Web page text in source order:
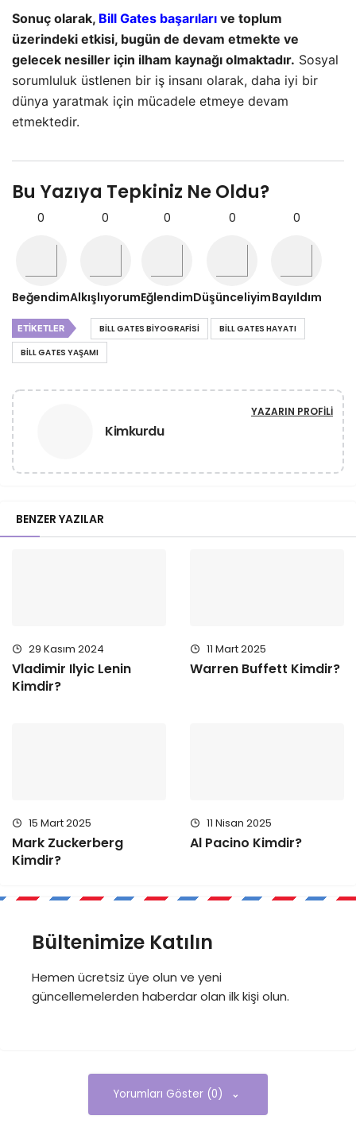
Sonuç olarak, Bill Gates başarıları ve toplum
üzerindeki etkisi, bugün de devam etmekte ve
gelecek nesiller için ilham kaynağı olmaktadır. Sosyal
sorumluluk üstlenen bir iş insanı olarak, daha iyi bir
dünya yaratmak için mücadele etmeye devam
etmektedir.
Bu Yazıya Tepkiniz Ne Oldu?
0
Beğendim
0
Alkışlıyorum
0
Eğlendim
0
Düşünceliyim
0
Bayıldım
ETIKETLER BILL GATES BIYOGRAFISI
BILL GATES HAYATI
BILL GATES YAŞAMI
Kimkurdu
YAZARIN PROFILI
BENZER YAZILAR
29 Kasım 2024
Vladimir Ilyic Lenin
Kimdir?
11 Mart 2025
Warren Buffett Kimdir?
15 Mart 2025
Mark Zuckerberg
Kimdir?
11 Nisan 2025
Al Pacino Kimdir?
Bültenimize Katılın
Hemen ücretsiz üye olun ve yeni
güncellemelerden haberdar olan ilk kişi olun.
Yorumları Göster (0)